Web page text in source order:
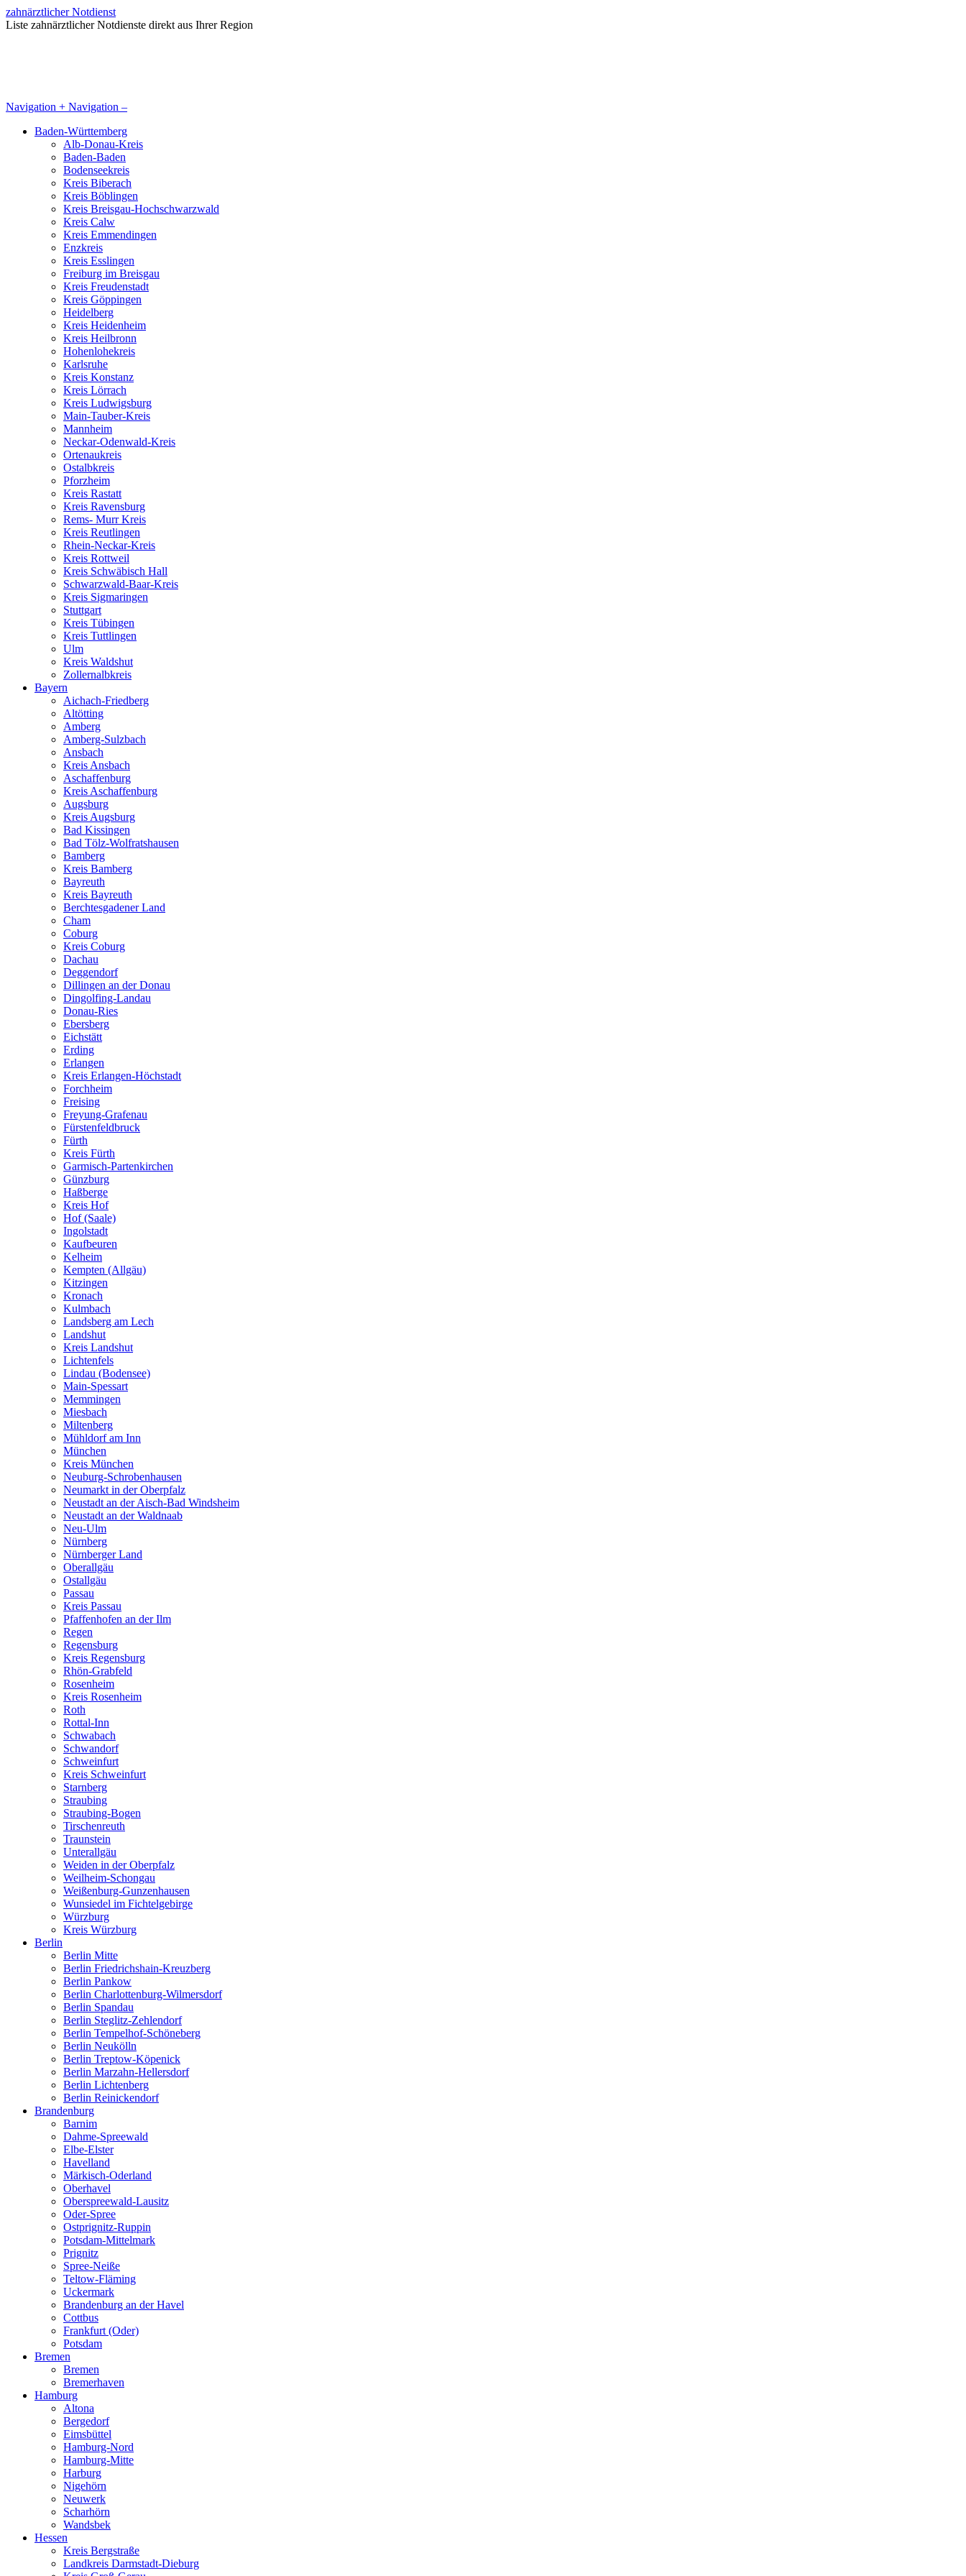
zahnärztlicher Notdienst
Liste zahnärztlicher Notdienste direkt aus Ihrer Region
Navigation + Navigation –
Baden-Württemberg
Alb-Donau-Kreis
Baden-Baden
Bodenseekreis
Kreis Biberach
Kreis Böblingen
Kreis Breisgau-Hochschwarzwald
Kreis Calw
Kreis Emmendingen
Enzkreis
Kreis Esslingen
Freiburg im Breisgau
Kreis Freudenstadt
Kreis Göppingen
Heidelberg
Kreis Heidenheim
Kreis Heilbronn
Hohenlohekreis
Karlsruhe
Kreis Konstanz
Kreis Lörrach
Kreis Ludwigsburg
Main-Tauber-Kreis
Mannheim
Neckar-Odenwald-Kreis
Ortenaukreis
Ostalbkreis
Pforzheim
Kreis Rastatt
Kreis Ravensburg
Rems- Murr Kreis
Kreis Reutlingen
Rhein-Neckar-Kreis
Kreis Rottweil
Kreis Schwäbisch Hall
Schwarzwald-Baar-Kreis
Kreis Sigmaringen
Stuttgart
Kreis Tübingen
Kreis Tuttlingen
Ulm
Kreis Waldshut
Zollernalbkreis
Bayern
Aichach-Friedberg
Altötting
Amberg
Amberg-Sulzbach
Ansbach
Kreis Ansbach
Aschaffenburg
Kreis Aschaffenburg
Augsburg
Kreis Augsburg
Bad Kissingen
Bad Tölz-Wolfratshausen
Bamberg
Kreis Bamberg
Bayreuth
Kreis Bayreuth
Berchtesgadener Land
Cham
Coburg
Kreis Coburg
Dachau
Deggendorf
Dillingen an der Donau
Dingolfing-Landau
Donau-Ries
Ebersberg
Eichstätt
Erding
Erlangen
Kreis Erlangen-Höchstadt
Forchheim
Freising
Freyung-Grafenau
Fürstenfeldbruck
Fürth
Kreis Fürth
Garmisch-Partenkirchen
Günzburg
Haßberge
Kreis Hof
Hof (Saale)
Ingolstadt
Kaufbeuren
Kelheim
Kempten (Allgäu)
Kitzingen
Kronach
Kulmbach
Landsberg am Lech
Landshut
Kreis Landshut
Lichtenfels
Lindau (Bodensee)
Main-Spessart
Memmingen
Miesbach
Miltenberg
Mühldorf am Inn
München
Kreis München
Neuburg-Schrobenhausen
Neumarkt in der Oberpfalz
Neustadt an der Aisch-Bad Windsheim
Neustadt an der Waldnaab
Neu-Ulm
Nürnberg
Nürnberger Land
Oberallgäu
Ostallgäu
Passau
Kreis Passau
Pfaffenhofen an der Ilm
Regen
Regensburg
Kreis Regensburg
Rhön-Grabfeld
Rosenheim
Kreis Rosenheim
Roth
Rottal-Inn
Schwabach
Schwandorf
Schweinfurt
Kreis Schweinfurt
Starnberg
Straubing
Straubing-Bogen
Tirschenreuth
Traunstein
Unterallgäu
Weiden in der Oberpfalz
Weilheim-Schongau
Weißenburg-Gunzenhausen
Wunsiedel im Fichtelgebirge
Würzburg
Kreis Würzburg
Berlin
Berlin Mitte
Berlin Friedrichshain-Kreuzberg
Berlin Pankow
Berlin Charlottenburg-Wilmersdorf
Berlin Spandau
Berlin Steglitz-Zehlendorf
Berlin Tempelhof-Schöneberg
Berlin Neukölln
Berlin Treptow-Köpenick
Berlin Marzahn-Hellersdorf
Berlin Lichtenberg
Berlin Reinickendorf
Brandenburg
Barnim
Dahme-Spreewald
Elbe-Elster
Havelland
Märkisch-Oderland
Oberhavel
Oberspreewald-Lausitz
Oder-Spree
Ostprignitz-Ruppin
Potsdam-Mittelmark
Prignitz
Spree-Neiße
Teltow-Fläming
Uckermark
Brandenburg an der Havel
Cottbus
Frankfurt (Oder)
Potsdam
Bremen
Bremen
Bremerhaven
Hamburg
Altona
Bergedorf
Eimsbüttel
Hamburg-Nord
Hamburg-Mitte
Harburg
Nigehörn
Neuwerk
Scharhörn
Wandsbek
Hessen
Kreis Bergstraße
Landkreis Darmstadt-Dieburg